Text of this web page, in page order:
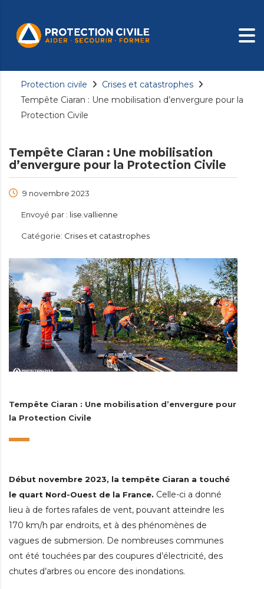
Protection civile
Crises et catastrophes
Tempête Ciaran : Une mobilisation d’envergure pour la
Protection Civile
Tempête Ciaran : Une mobilisation
d’envergure pour la Protection Civile
9 novembre 2023
Envoyé par : lise.vallienne
Catégorie: Crises et catastrophes
Tempête Ciaran : Une mobilisation d’envergure pour
la Protection Civile
Début novembre 2023, la tempête Ciaran a touché
le quart Nord-Ouest de la France. Celle-ci a donné
lieu à de fortes rafales de vent, pouvant atteindre les
170 km/h par endroits, et à des phénomènes de
vagues de submersion. De nombreuses communes
ont été touchées par des coupures d’électricité, des
chutes d’arbres ou encore des inondations.